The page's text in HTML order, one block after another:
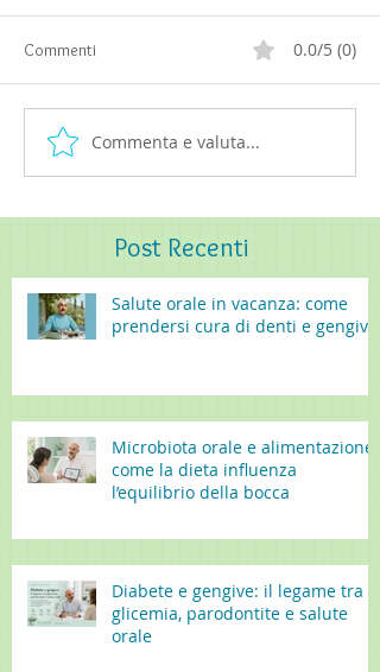
Commenti 0.0/5 (0)
Commenta e valuta...
Post Recenti
Salute orale in vacanza: come
prendersi cura di denti e gengive
Microbiota orale e alimentazione:
come la dieta influenza
l’equilibrio della bocca
Diabete e gengive: il legame tra
glicemia, parodontite e salute
orale